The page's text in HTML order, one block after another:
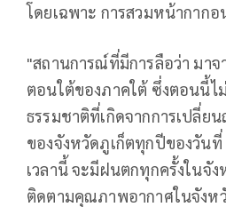
โดยเฉพาะ การสวมหน้ากากอ
"สถานการณ์ที่มีการลือว่า มาจ
ตอนใต้ของภาคใต้ ซึ่งตอนนี้ไ
ธรรมชาติที่เกิดจากการเปลี่ย
ของจังหวัดภูเก็ตทุกปีของวันที่
เวลานี้ จะมีฝนตกทุกครั้งในจัง
ติดตามคุณภาพอากาศในจังห